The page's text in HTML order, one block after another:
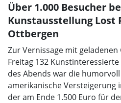
Über 1.000 Besucher
Kunstausstellung Lost
Ottbergen
Zur Vernissage mit geladenen
Freitag 132
des Abends war die
amerikanische Versteigerung
der am Ende 1.500 Euro für